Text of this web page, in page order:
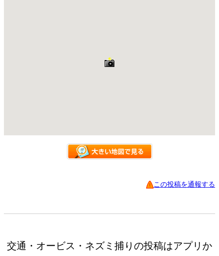
この投稿を通報する
交通・オービス・ネズミ捕りの投稿はアプリか